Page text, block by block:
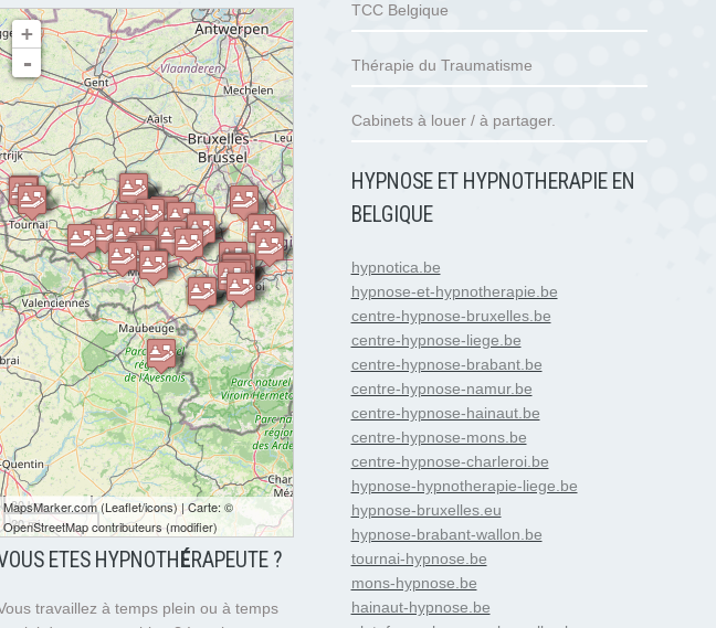
chargement de la carte - veuillez patienter...
+
-
30 km
20 mi
MapsMarker.com(Leaflet/icons) | Carte: ©
OpenStreetMap contributeurs (modifier)
ETES HYPNOTH ÉRAPEUTE ?
travaillez à temps plein ou à temps
TCC Belgique
Thérapie du Traumatisme
Cabinets à louer / à partager.
HYPNOSE ET HYPNOTHERAPIE EN
BELGIQUE
hypnotica.be
hypnose-et-hypnotherapie.be
centre-hypnose-bruxelles.be
centre-hypnose-liege.be
centre-hypnose-brabant.be
centre-hypnose-namur.be
centre-hypnose-hainaut.be
centre-hypnose-mons.be
centre-hypnose-charleroi.be
hypnose-hypnotherapie-liege.be
hypnose-bruxelles.eu
hypnose-brabant-wallon.be
tournai-hypnose.be
mons-hypnose.be
hainaut-hypnose.be